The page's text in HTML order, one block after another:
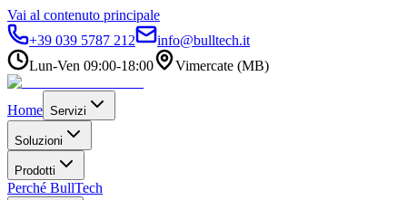
Vai al contenuto principale
+39 039 5787 212
info@bulltech.it
Lun-Ven 09:00-18:00
Vimercate (MB)
Home Servizi
Soluzioni
Prodotti
Perché BullTech